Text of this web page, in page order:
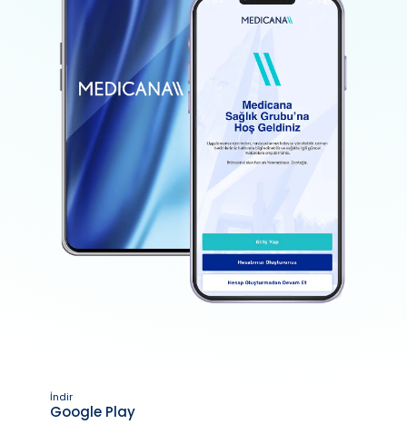
İndir
Google Play